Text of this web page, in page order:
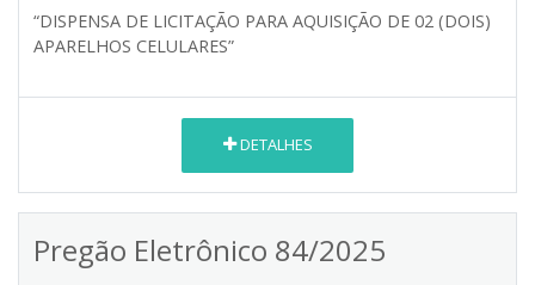
“DISPENSA DE LICITAÇÃO PARA AQUISIÇÃO DE 02 (DOIS)
APARELHOS CELULARES”
DETALHES
Pregão Eletrônico 84/2025